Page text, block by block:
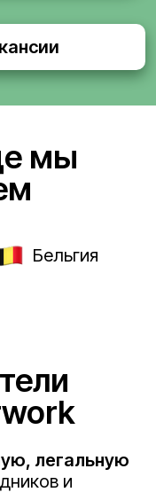
мы
Бельгия
легальную
и